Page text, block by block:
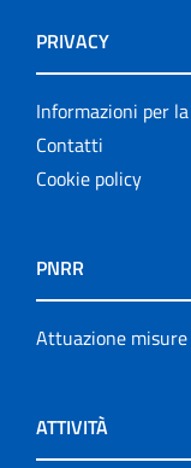
PRIVACY
Informazioni per
Contatti
Cookie policy
PNRR
Attuazione misure
ATTIVITÀ